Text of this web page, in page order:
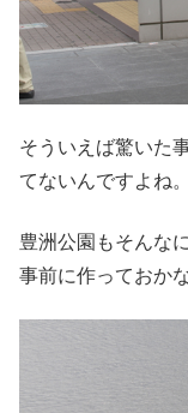
そういえば驚いた
てないんですよね。
豊洲公園もそんな
事前に作っておか